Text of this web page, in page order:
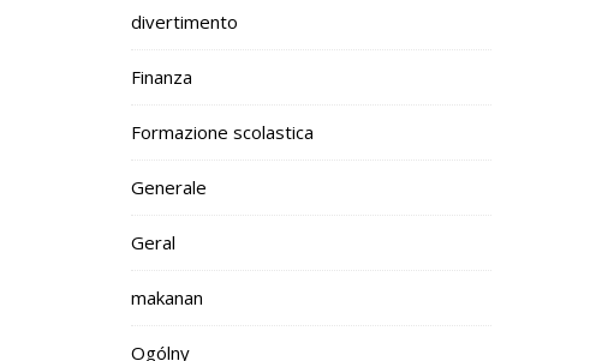
divertimento
Finanza
Formazione scolastica
Generale
Geral
makanan
Ogólny